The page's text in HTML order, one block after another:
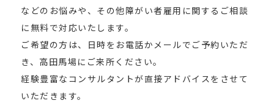
などのお悩みや、その他障がい者雇用に関するご相談
に無料で対応いたします。
ご希望の方は、日時をお電話かメールでご予約いただ
き、高田馬場にご来所ください。
経験豊富なコンサルタントが直接アドバイスをさせて
いただきます。